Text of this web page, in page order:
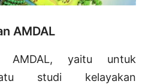
AMDAL
AMDAL, yaitu untuk
studi kelayakan